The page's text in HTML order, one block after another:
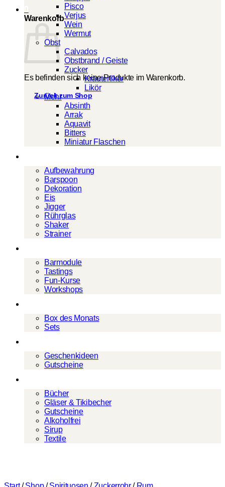
Warenkorb
Es befinden sich keine Produkte im Warenkorb.
Zurück zum Shop
Pisco
Verjus
Wein
Wermut
Obst
Calvados
Obstbrand / Geiste
Zucker
Kräuterlikör
Likör
Mehr
Absinth
Arrak
Aquavit
Bitters
Miniatur Flaschen
Aufbewahrung
Barspoon
Dekoration
Eis
Jigger
Rührglas
Shaker
Strainer
Barmodule
Tastings
Fun-Kurse
Workshops
Box des Monats
Sets
Geschenkideen
Gutscheine
Bücher
Gläser & Tikibecher
Gutscheine
Alkoholfrei
Sirup
Textile